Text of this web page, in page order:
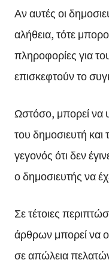
Αν αυτές οι
αλήθεια, τότε
πληροφορίες για
επισκεφτούν το
Ωστόσο, μπορεί να
του δημοσιευτή
γεγονός ότι δεν
ο δημοσιευτής να
Σε τέτοιες
άρθρων μπορεί να
σε απώλεια